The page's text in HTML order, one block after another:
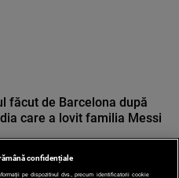
făcut de Barcelona după
care a lovit familia Messi
confidențiale
pe dispozitivul dvs., precum identificatorii cookie